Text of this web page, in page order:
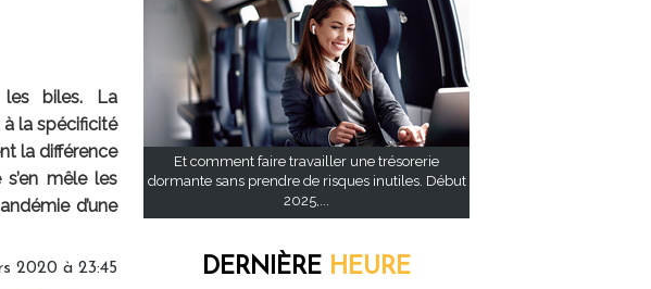
les biles. La
la spécificité
la différence
mêle les
d’une
2020 à 23:45
Et comment faire travailler une trésorerie
dormante sans prendre de risques inutiles. Début
2025,...
DERNIÈRE HEURE